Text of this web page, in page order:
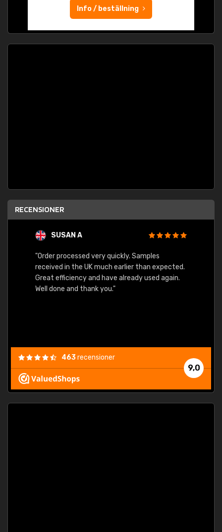
Info / beställning
RECENSIONER
SUSAN A
"Order processed very quickly. Samples
received in the UK much earlier than expected.
Great efficiency and have already used again.
Well done and thank you."
9,0
463recensioner